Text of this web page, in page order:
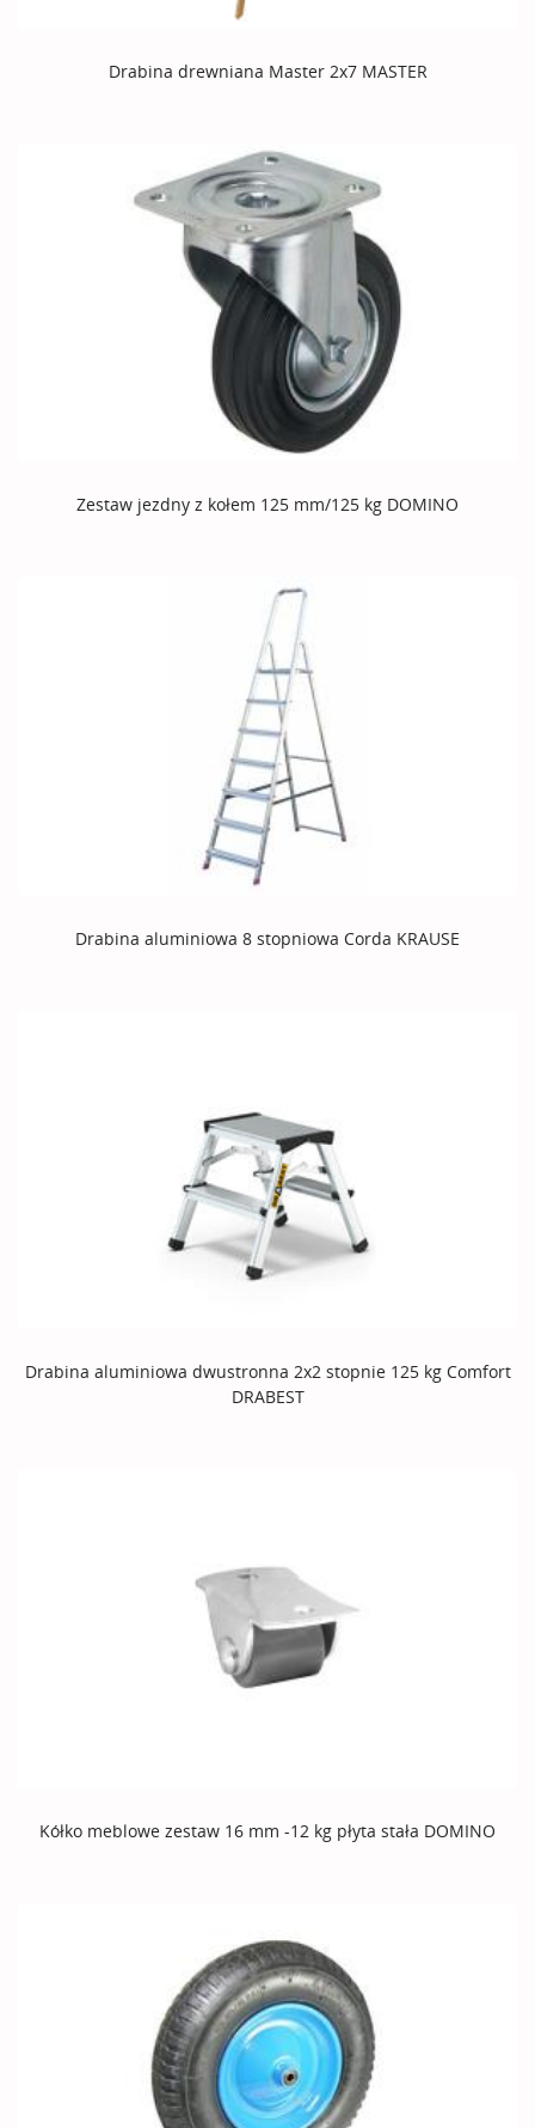
Drabina drewniana Master 2x7 MASTER
Zestaw jezdny z kołem 125 mm/125 kg DOMINO
Drabina aluminiowa 8 stopniowa Corda KRAUSE
Drabina aluminiowa dwustronna 2x2 stopnie 125 kg Comfort
DRABEST
Kółko meblowe zestaw 16 mm -12 kg płyta stała DOMINO